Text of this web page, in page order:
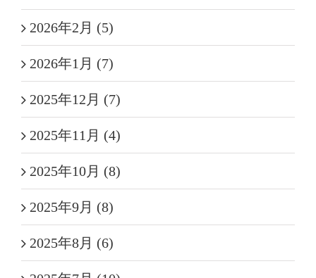
2026年2月 (5)
2026年1月 (7)
2025年12月 (7)
2025年11月 (4)
2025年10月 (8)
2025年9月 (8)
2025年8月 (6)